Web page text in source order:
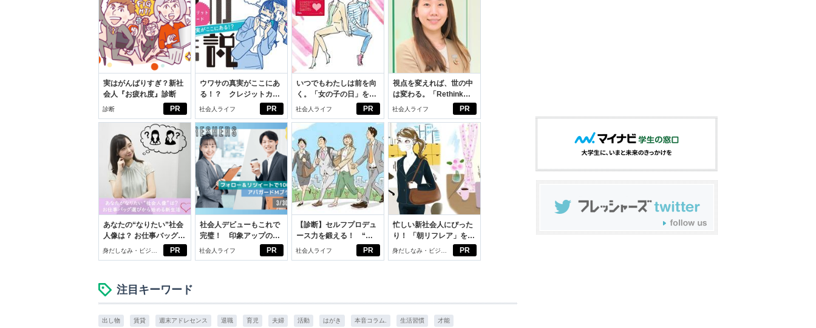
PR
実はがんばりすぎ？新社
会人『お疲れ度』診断
診断 PR
ウワサの真実がここにあ
る！？ クレジットカー
ドの都市伝説
社会人ライフ PR
いつでもわたしは前を向
く。「女の子の日」を前
向きに♪社会人エリ・大
社会人ライフ PR
視点を変えれば、世の中
は変わる。「Rethink
PROJECT」がつたえた
社会人ライフ
PR
あなたの“なりたい”社会
人像は？ お仕事バッグ選
びから始める新生活
身だしなみ・ビジネ
スアイテム
PR
社会人デビューもこれで
完璧！ 印象アップのセ
ルフプロデュース術
社会人ライフ PR
【診断】セルフプロデュ
ース力を鍛える！ “ジ
ブン観”診断
社会人ライフ PR
忙しい新社会人にぴった
り！ 「朝リフレア」をは
じめよう。しっかりニオ
イケアして24時間快適。
身だしなみ・ビジネ
スアイテム
注目キーワード
出し物 賃貸 週末アドレセンス 退職 育児 夫婦 活動 はがき 本音コラム. 生活習慣 才能